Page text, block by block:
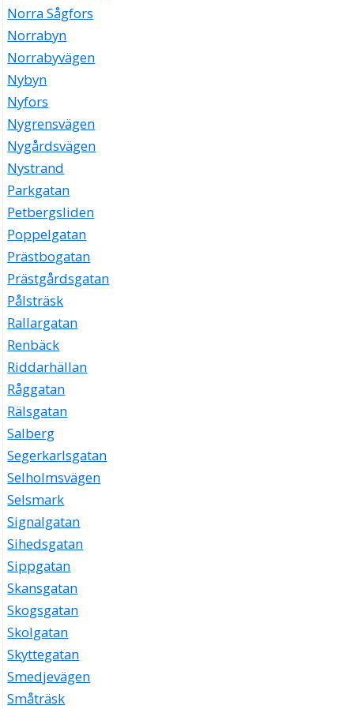
Norra Sågfors
Norrabyn
Norrabyvägen
Nybyn
Nyfors
Nygrensvägen
Nygårdsvägen
Nystrand
Parkgatan
Petbergsliden
Poppelgatan
Prästbogatan
Prästgårdsgatan
Pålsträsk
Rallargatan
Renbäck
Riddarhällan
Råggatan
Rälsgatan
Salberg
Segerkarlsgatan
Selholmsvägen
Selsmark
Signalgatan
Sihedsgatan
Sippgatan
Skansgatan
Skogsgatan
Skolgatan
Skyttegatan
Smedjevägen
Småträsk